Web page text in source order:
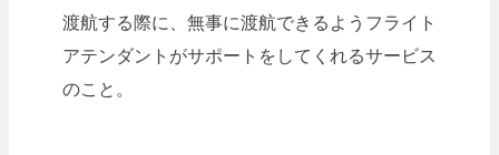
渡航する際に、無事に渡航できるようフライト
アテンダントがサポートをしてくれるサービス
のこと。